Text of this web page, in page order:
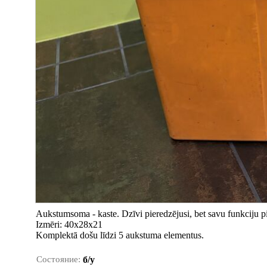
Aukstumsoma - kaste. Dzīvi pieredzējusi, bet savu funkciju
Izmēri: 40x28x21
Komplektā došu līdzi 5 aukstuma elementus.
Состояние: б/у